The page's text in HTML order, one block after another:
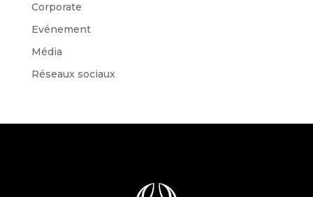
Corporate
Evénement
Média
Réseaux sociaux